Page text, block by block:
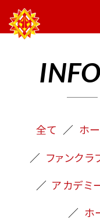
全て ホ
ファンクラ
アカデミ
ホ